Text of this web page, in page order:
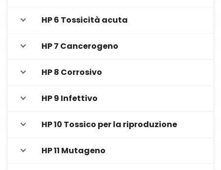
HP 6 Tossicità acuta
HP 7 Cancerogeno
HP 8 Corrosivo
HP 9 Infettivo
HP 10 Tossico per la riproduzione
HP 11 Mutageno